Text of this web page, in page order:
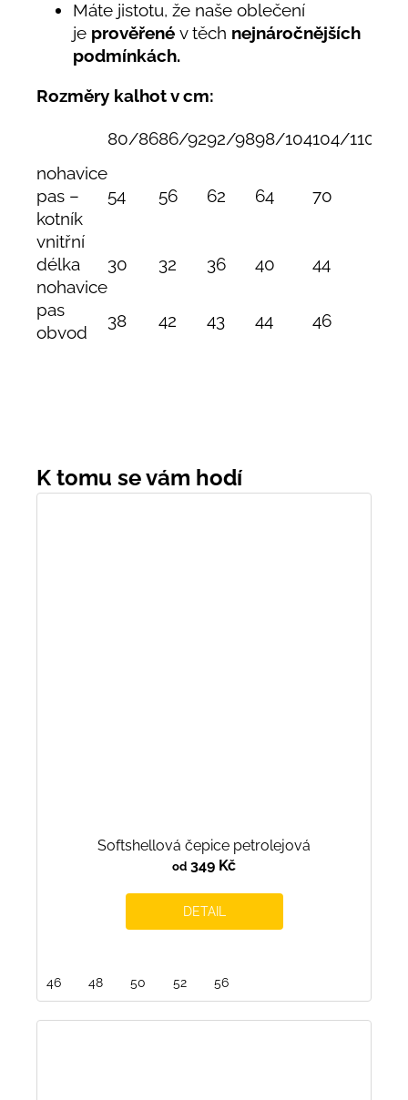
Máte jistotu, že naše oblečení
je prověřené v těch nejnáročnějších
podmínkách.
Rozměry kalhot v cm:
80/8686/9292/9898/104104/110
nohavice
pas –
kotník
54 56 62 64 70
vnitřní
délka
nohavice
30 32 36 40 44
pas
obvod
38 42 43 44 46
Softshellová čepice petrolejová
od 349 Kč
DETAIL
46 48 50 52 56